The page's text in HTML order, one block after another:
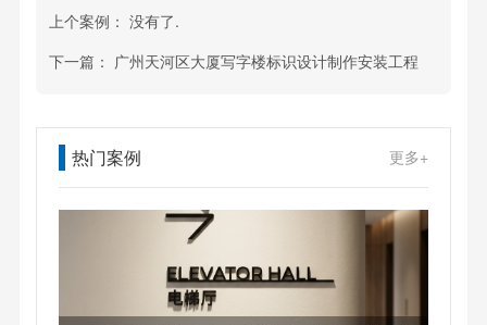
上个案例： 没有了.
下一篇： 广州天河区大厦写字楼标识设计制作安装工程
热门案例 更多+